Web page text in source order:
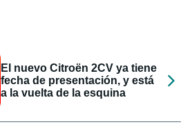
El nuevo Citroën 2CV ya tiene
fecha de presentación, y está
a la vuelta de la esquina